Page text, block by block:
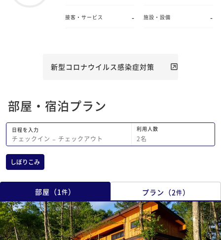
接客・サービス - 施設・設備 -
新型コロナウイルス感染症対策
部屋・宿泊プラン
日程を入力
チェックイン − チェックアウト
利用人数
2名
しぼりこみ
部屋 （1 件） プラン （2件）